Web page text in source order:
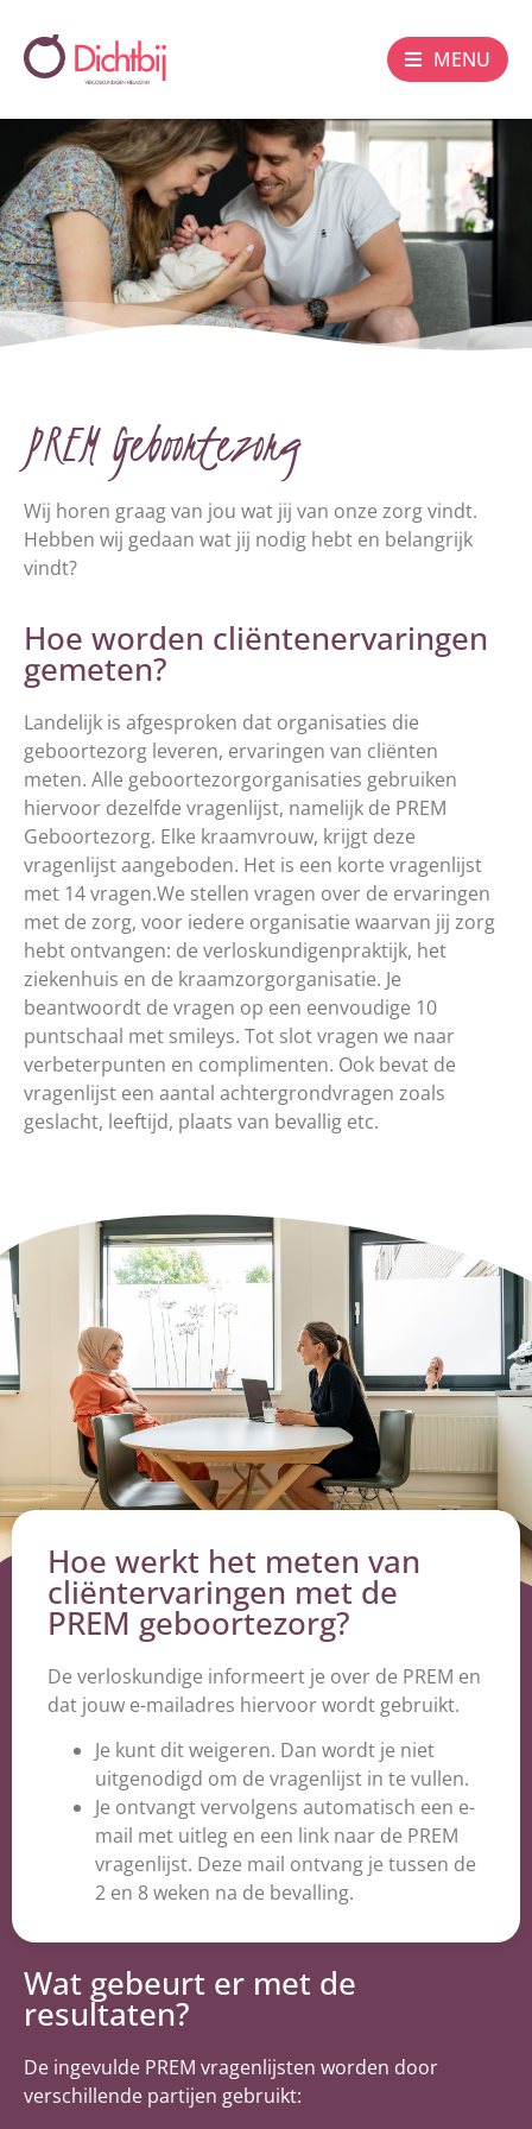
MENU
PREM Geboortezorg
Wij horen graag van jou wat jij van onze zorg vindt.
Hebben wij gedaan wat jij nodig hebt en belangrijk
vindt?
Hoe worden cliëntenervaringen
gemeten?
Landelijk is afgesproken dat organisaties die
geboortezorg leveren, ervaringen van cliënten
meten. Alle geboortezorgorganisaties gebruiken
hiervoor dezelfde vragenlijst, namelijk de PREM
Geboortezorg. Elke kraamvrouw, krijgt deze
vragenlijst aangeboden. Het is een korte vragenlijst
met 14 vragen.We stellen vragen over de ervaringen
met de zorg, voor iedere organisatie waarvan jij zorg
hebt ontvangen: de verloskundigenpraktijk, het
ziekenhuis en de kraamzorgorganisatie. Je
beantwoordt de vragen op een eenvoudige 10
puntschaal met smileys. Tot slot vragen we naar
verbeterpunten en complimenten. Ook bevat de
vragenlijst een aantal achtergrondvragen zoals
geslacht, leeftijd, plaats van bevallig etc.
Hoe werkt het meten van
cliëntervaringen met de
PREM geboortezorg?
De verloskundige informeert je over de PREM en
dat jouw e-mailadres hiervoor wordt gebruikt.
Je kunt dit weigeren. Dan wordt je niet
uitgenodigd om de vragenlijst in te vullen.
Je ontvangt vervolgens automatisch een e-
mail met uitleg en een link naar de PREM
vragenlijst. Deze mail ontvang je tussen de
2 en 8 weken na de bevalling.
Wat gebeurt er met de
resultaten?
De ingevulde PREM vragenlijsten worden door
verschillende partijen gebruikt: